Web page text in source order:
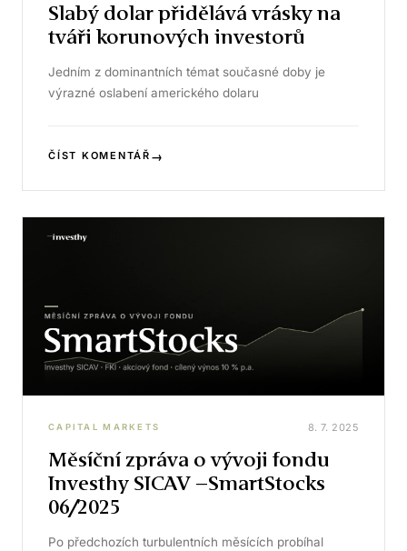
Slabý dolar přidělává vrásky na
tváři korunových investorů
Jedním z dominantních témat současné doby je
výrazné oslabení amerického dolaru
ČÍST KOMENTÁŘ →
CAPITAL MARKETS 8. 7. 2025
Měsíční zpráva o vývoji fondu
Investhy SICAV –SmartStocks
06/2025
Po předchozích turbulentních měsících probíhal